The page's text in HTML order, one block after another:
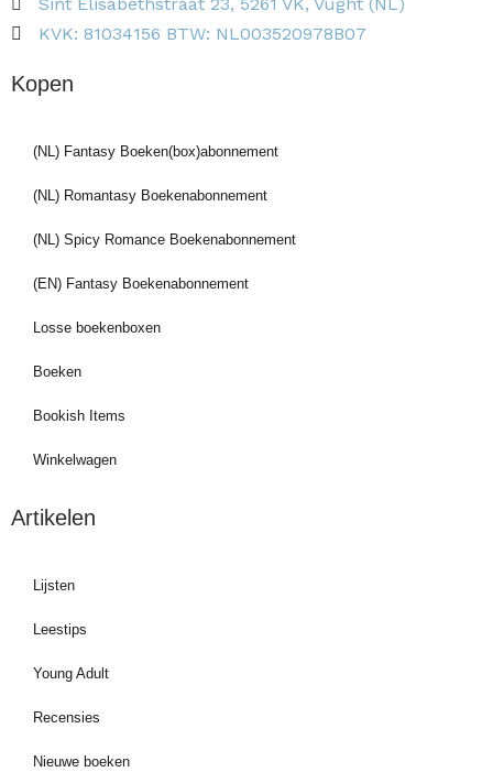
KVK: 81034156 BTW: NL003520978B07
Kopen
(NL) Fantasy Boeken(box)abonnement
(NL) Romantasy Boekenabonnement
(NL) Spicy Romance Boekenabonnement
(EN) Fantasy Boekenabonnement
Losse boekenboxen
Boeken
Bookish Items
Winkelwagen
Artikelen
Lijsten
Leestips
Young Adult
Recensies
Nieuwe boeken